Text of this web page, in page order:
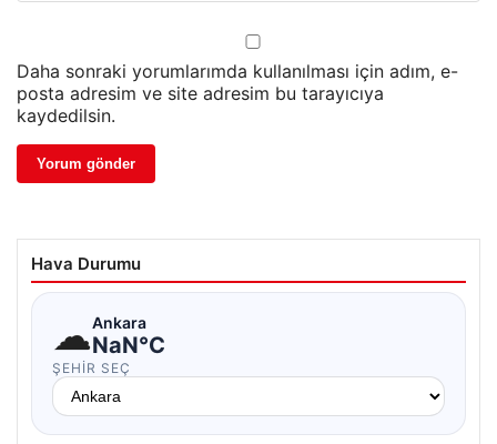
Daha sonraki yorumlarımda kullanılması için adım, e-
posta adresim ve site adresim bu tarayıcıya
kaydedilsin.
Hava Durumu
☁Ankara
NaN°C
ŞEHIR SEÇ